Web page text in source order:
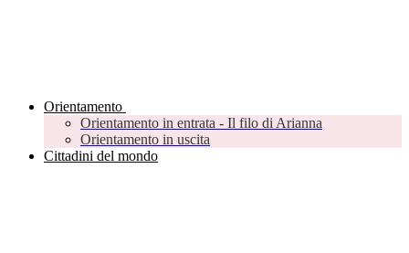
Orientamento
Orientamento in entrata - Il filo di Arianna
Orientamento in uscita
Cittadini del mondo